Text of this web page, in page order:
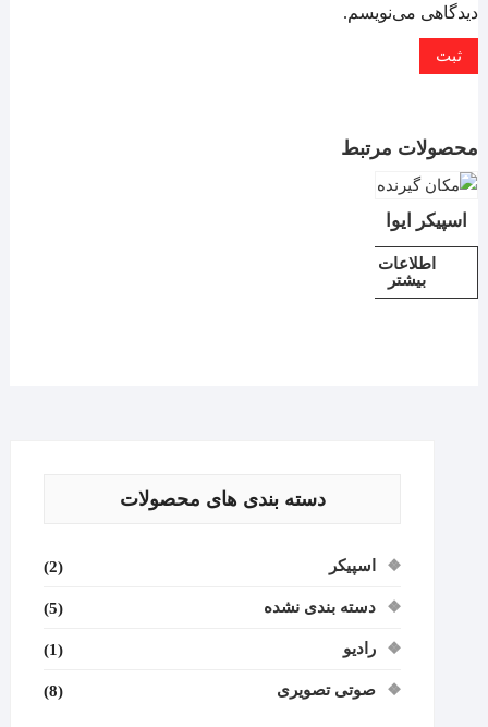
دیدگاهی می‌نویسم.
محصولات مرتبط
اسپیکر ایوا
اطلاعات
بیشتر
دسته بندی های محصولات
اسپیکر (2)
دسته بندی نشده (5)
رادیو (1)
صوتی تصویری (8)